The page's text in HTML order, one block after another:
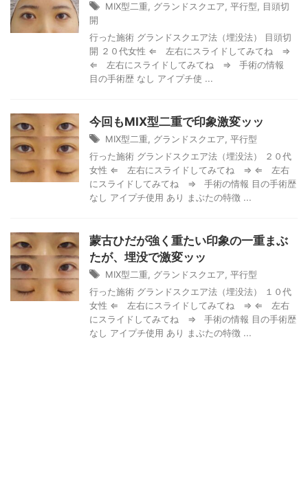
MIX型二重 グランドスクエア 平行型
目頭切
開
行った施術 グランドスクエア法（埋没法） 目頭切
開 ２０代女性 ⇐ 左右にスライドしてみてね ⇒
⇐ 左右にスライドしてみてね ⇒ 手術の情報
目の手術歴 なし アイプチ使 ...
今回もMIX型二重で印象激変ッッ
MIX型二重 グランドスクエア 平行型
行った施術 グランドスクエア法（埋没法） ２０代
女性 ⇐ 左右にスライドしてみてね ⇒ ⇐ 左右
にスライドしてみてね ⇒ 手術の情報 目の手術歴
なし アイプチ使用 あり まぶたの特徴 ...
蒙古ひだが強く重たい印象の一重まぶ
たが、埋没で激変ッッ
MIX型二重 グランドスクエア 平行型
行った施術 グランドスクエア法（埋没法） １０代
女性 ⇐ 左右にスライドしてみてね ⇒ ⇐ 左右
にスライドしてみてね ⇒ 手術の情報 目の手術歴
なし アイプチ使用 あり まぶたの特徴 ...